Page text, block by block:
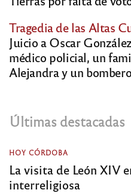
Tragedia de las Altas
Juicio a Oscar
médico policial, un
Alejandra y un bombero
Últimas destacadas
HOY CÓRDOBA
La visita de León XIV
interreligiosa